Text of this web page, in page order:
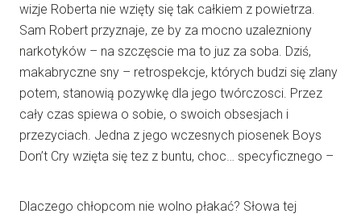
wizje Roberta nie wzięty się tak całkiem z powietrza.
Sam Robert przyznaje, ze by za mocno uzalezniony
narkotyków – na szczęscie ma to juz za soba. Dziś,
makabryczne sny – retrospekcje, których budzi się zlany
potem, stanowią pozywkę dla jego twórczosci. Przez
cały czas spiewa o sobie, o swoich obsesjach i
przezyciach. Jedna z jego wczesnych piosenek Boys
Don’t Cry wzięta się tez z buntu, choc… specyficznego –
Dlaczego chłopcom nie wolno płakać? Słowa tej